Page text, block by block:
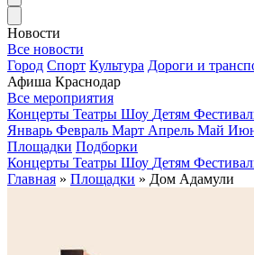
Новости
Все новости
Город Спорт Культура Дороги и
Афиша Краснодар
Все мероприятия
Концерты Театры Шоу Детям
Январь Февраль Март Апрель Май
Площадки Подборки
Концерты Театры Шоу Детям
Главная » Площадки » Дом Адамули